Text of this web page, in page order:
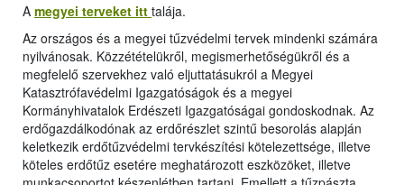
A megyei terveket itt talája.
Az országos és a megyei tűzvédelmi tervek mindenki számára
nyilvánosak. Közzétételükről, megismerhetőségükről és a
megfelelő szervekhez való eljuttatásukról a Megyei
Katasztrófavédelmi Igazgatóságok és a megyei
Kormányhivatalok Erdészeti Igazgatóságai gondoskodnak. Az
erdőgazdálkodónak az erdőrészlet szintű besorolás alapján
keletkezik erdőtűzvédelmi tervkészítési kötelezettsége, illetve
köteles erdőtűz esetére meghatározott eszközöket, illetve